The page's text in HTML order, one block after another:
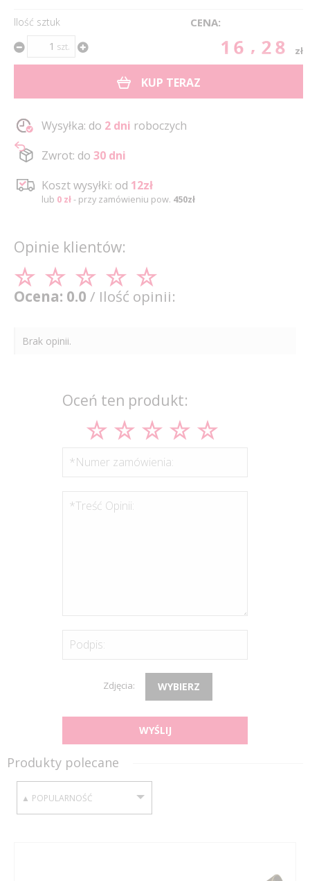
Ilość sztuk
szt.
CENA:
16.28 zł
KUP TERAZ
Wysyłka: do 2 dni roboczych
Zwrot: do 30 dni
Koszt wysyłki: od 12zł
lub 0 zł- przy zamówieniu pow. 450zł
Opinie klientów:
Ocena: 0.0 / Ilość opinii:
Brak opinii.
Oceń ten produkt:
*Numer zamówienia:
*Treść Opinii:
Podpis:
Zdjęcia: WYBIERZ
WYŚLIJ
Produkty polecane
SORTUJ WEDŁUG: